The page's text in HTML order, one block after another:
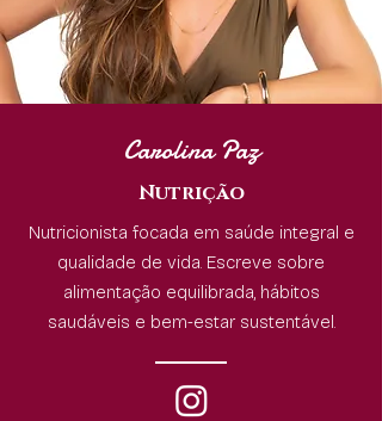
Carolina Paz
Nutrição
Nutricionista focada em saúde integral e
qualidade de vida. Escreve sobre
alimentação equilibrada, hábitos
saudáveis e bem-estar sustentável.